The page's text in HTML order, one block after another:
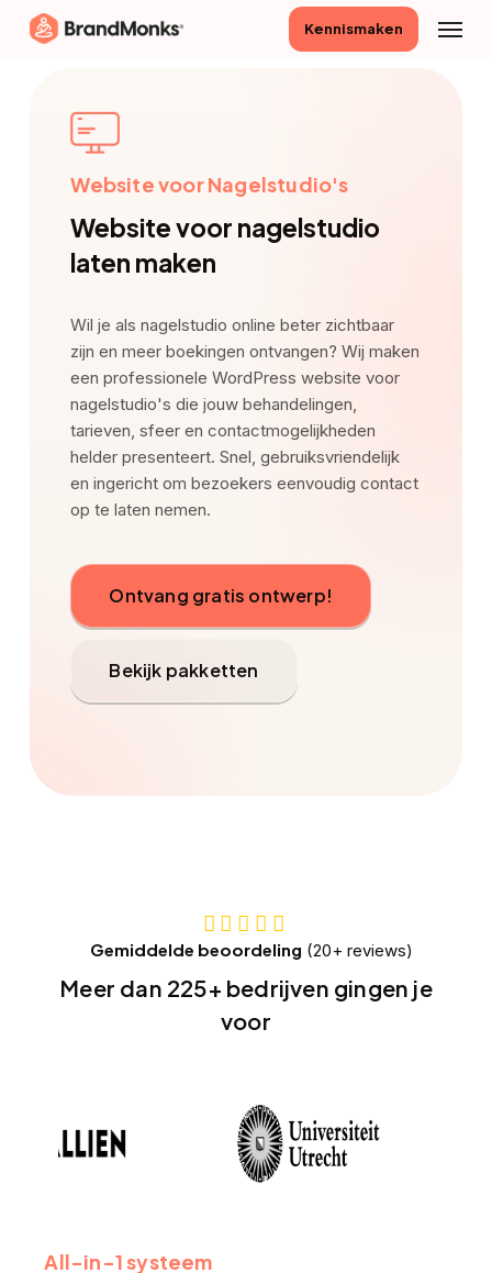
Kennismaken
Website voor Nagelstudio's
Website voor nagelstudio
laten maken
Wil je als nagelstudio online beter zichtbaar
zijn en meer boekingen ontvangen? Wij maken
een professionele WordPress website voor
nagelstudio's die jouw behandelingen,
tarieven, sfeer en contactmogelijkheden
helder presenteert. Snel, gebruiksvriendelijk
en ingericht om bezoekers eenvoudig contact
op te laten nemen.
Ontvang gratis ontwerp!
Bekijk pakketten
Gemiddelde beoordeling (20+ reviews)
Meer dan 225+ bedrijven gingen je
voor
All-in-1 systeem